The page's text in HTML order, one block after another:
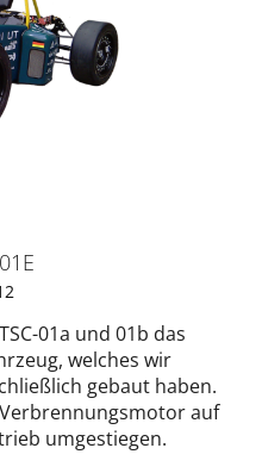
01a und 01b das
welches wir
gebaut haben.
auf
umgestiegen.